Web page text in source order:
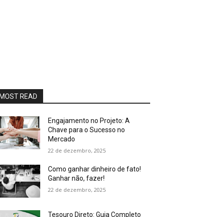
READ
Engajamento no Projeto: A
Chave para o Sucesso no
Mercado
22 de dezembro, 2025
Como ganhar dinheiro de fato!
Ganhar não, fazer!
22 de dezembro, 2025
Tesouro Direto: Guia Completo